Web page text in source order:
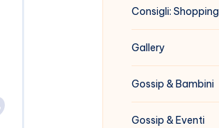
Consigli: Shopping
Gallery
Gossip & Bambini
Gossip & Eventi